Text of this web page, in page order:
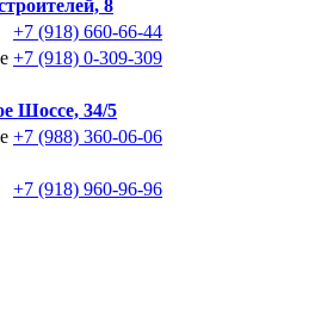
8
+7 (918) 660-66-44
+7 (918) 0-309-309
Шоссе, 34/5
+7 (988) 360-06-06
+7 (918) 960-96-96